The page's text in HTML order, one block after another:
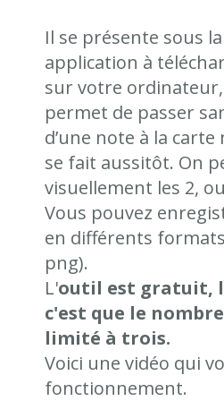
Il se présente sous
application à
sur votre
permet de passer
d’une note à la
se fait aussitôt. On
visuellement les 2,
Vous pouvez
en différents
png).
L'outil est gratuit,
c'est que le
limité à trois.
Voici une vidéo qui
fonctionnement.